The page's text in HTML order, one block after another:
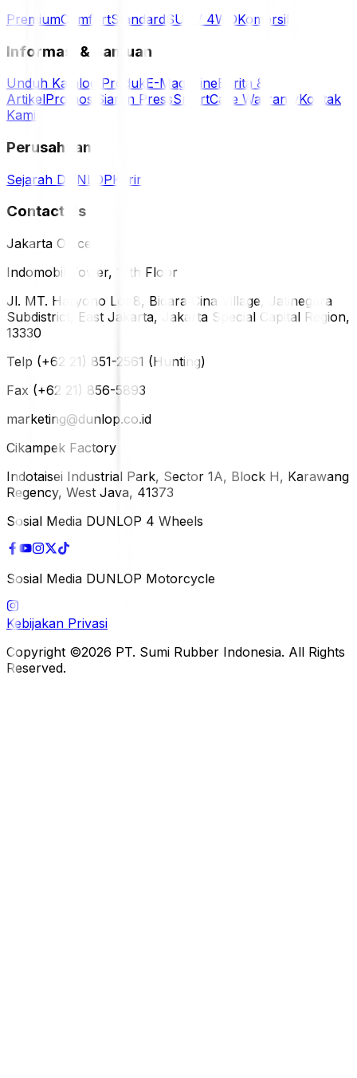
PremiumComfortStandard SUV / 4WDKomersil
Informasi & Bantuan
Unduh Katalog ProdukE-MagazineBerita &
ArtikelPromosi Siaran PressSmartCare WarrantyKontak
Kami
Perusahaan
Sejarah DUNLOPKarir
Contact Us
Jakarta Office
Indomobil Tower, 12th Floor
Jl. MT. Haryono Lot 8, Bidara Cina Village, Jatinegara
Subdistrict, East Jakarta, Jakarta Special Capital Region,
13330
Telp (+62 21) 851-2561 (Hunting)
Fax (+62 21) 856-5893
marketing@dunlop.co.id
Cikampek Factory
Indotaisei Industrial Park, Sector 1A, Block H, Karawang
Regency, West Java, 41373
Sosial Media DUNLOP 4 Wheels
Sosial Media DUNLOP Motorcycle
Kebijakan Privasi
Copyright ©2026 PT. Sumi Rubber Indonesia. All Rights
Reserved.